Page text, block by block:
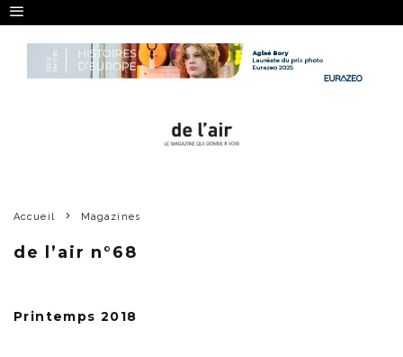
Accueil Magazines
de l’air n°68
Printemps 2018